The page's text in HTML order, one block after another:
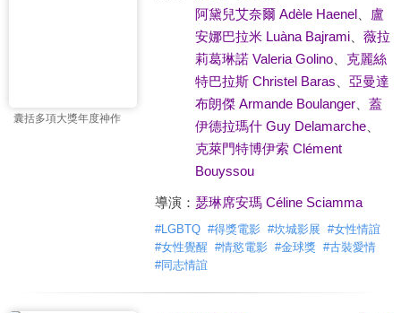
囊括多項大獎年度神作
阿黛兒艾奈爾 Adèle Haenel、
盧
安娜巴拉米 Luàna Bajrami、 薇拉
莉葛琳諾 Valeria Golino、 克麗絲
特巴拉斯 Christel Baras
亞曼達
布朗傑 Armande Boulanger、 蓋
伊德拉瑪什 Guy Delamarche、
克萊門特博伊索 Clément
Bouyssou
導演： 瑟琳席安瑪 Céline Sciamma
#LGBTQ #得獎電影 #坎城影展 #女性情誼
#女性覺醒 #情慾電影 #金球獎 #古裝愛情
#同志情誼